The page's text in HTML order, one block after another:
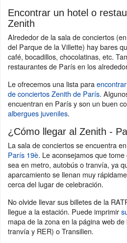
Encontrar un hotel o
Zenith
Alrededor de la sala de conciertos
del Parque de la Villette) hay bares
café, bocadillos, chocolatinas, etc.
restaurantes de París en los
Le ofrecemos una lista para
de conciertos Zenith de París.
encuentran en París y son un buen
albergues juveniles.
¿Cómo llegar al Zenith -
La sala de conciertos se encuentra
París 19è. Le aconsejamos que
sea en metro, autobús o tranvía, ya
aparcamiento se llenan muy
cerca del lugar de celebración.
No olvide llevar sus billetes de la
llegue a la estación. Puede imprimir
mapa de la zona en la página web
tranvía y RER) o Transilien.